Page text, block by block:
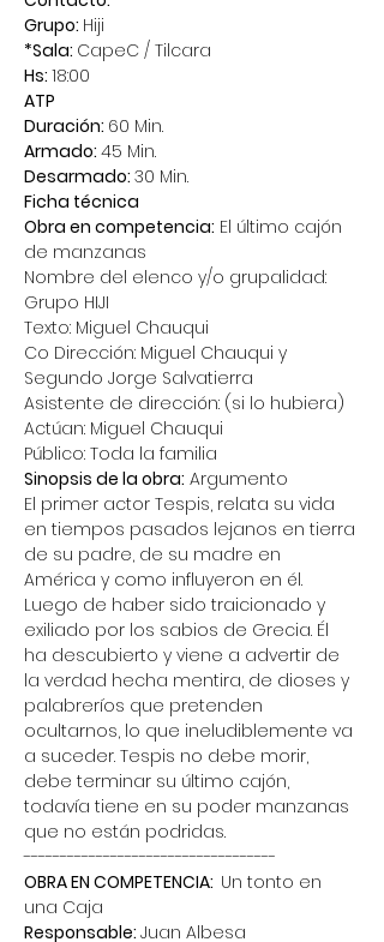
Grupo: Hiji
*Sala: CapeC / Tilcara
Hs: 18:00
ATP
Duración: 60 Min.
Armado: 45 Min.
Desarmado: 30 Min.
Ficha técnica
Obra en competencia: El último cajón
de manzanas
Nombre del elenco y/o grupalidad:
Grupo HIJI
Texto: Miguel Chauqui
Co Dirección: Miguel Chauqui y
Segundo Jorge Salvatierra
Asistente de dirección: (si lo hubiera)
Actúan: Miguel Chauqui
Público: Toda la familia
Sinopsis de la obra: Argumento
El primer actor Tespis, relata su vida
en tiempos pasados lejanos en tierra
de su padre, de su madre en
América y como influyeron en él.
Luego de haber sido traicionado y
exiliado por los sabios de Grecia. Él
ha descubierto y viene a advertir de
la verdad hecha mentira, de dioses y
palabreríos que pretenden
ocultarnos, lo que ineludiblemente va
a suceder. Tespis no debe morir,
debe terminar su último cajón,
todavía tiene en su poder manzanas
que no están podridas.
-----------------------------------
OBRA EN COMPETENCIA: Un tonto en
una Caja
Responsable: Juan Albesa